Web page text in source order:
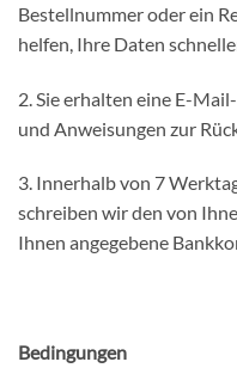
Bestellnummer oder ein
helfen, Ihre Daten
2. Sie erhalten eine E-
und Anweisungen zur
3. Innerhalb von 7
schreiben wir den von
Ihnen angegebene
Bedingungen